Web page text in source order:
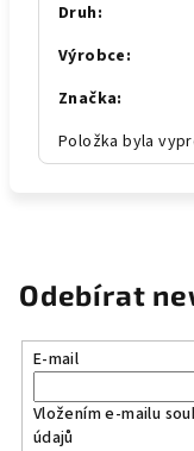
Druh:
Výrobce:
Značka:
Položka byla
Odebírat
E-mail
Vložením e-mailu
údajů